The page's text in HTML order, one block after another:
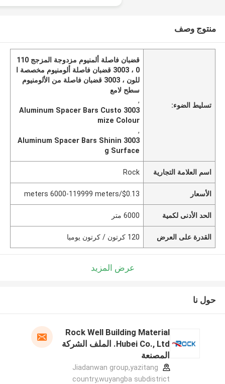
منتوج وصف
تسليط الضوء:
قضبان فاصلة ألمنيوم مزدوجة المزجج 110
0 ، 3003 قضبان فاصلة ألومنيوم مخصصة ا
للون ، 3003 قضبان فاصلة من الألومنيوم
سطح لامع
,
3003 Aluminum Spacer Bars Custo
mize Colour
,
3003 Aluminum Spacer Bars Shinin
g Surface
اسم العلامة التجارية Rock
الأسعار $0.13/meters 6000-119999 meters
الحد الأدنى لكمية 6000 متر
القدرة على العرض 120 كرتون / كرتون يوميا
عرض المزيد
حول نا
Rock Well Building Material
Hubei Co., Ltd. الملف الشركة
المصنعة
Jiadanwan group,yazitang
country,wuyangba subdistrict